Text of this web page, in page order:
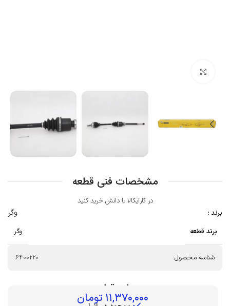
مشخصات فنی قطعه
در کارآیکالا با دانش خرید کنید
برند :
وگر
برند قطعه وگر
شناسه محصول: 6400220
بهای قطعه :
۱۱,۳۷۰,۰۰۰ تومان